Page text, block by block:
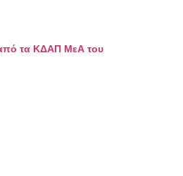
από τα ΚΔΑΠ ΜεΑ του